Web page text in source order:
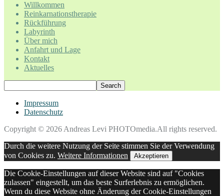
Willkommen
Reinkarnationstherapie
Rückführung
Labyrinth
Über mich
Anfahrt und Lage
Kontakt
Aktuelles
Impressum
Datenschutz
Copyright © 2026 Andreas Levi PHOTOmedia.All rights reserved.
Durch die weitere Nutzung der Seite stimmen Sie der Verwendung
von Cookies zu. Weitere Informationen Akzeptieren
Die Cookie-Einstellungen auf dieser Website sind auf "Cookies
zulassen" eingestellt, um das beste Surferlebnis zu ermöglichen.
Wenn du diese Website ohne Änderung der Cookie-Einstellungen